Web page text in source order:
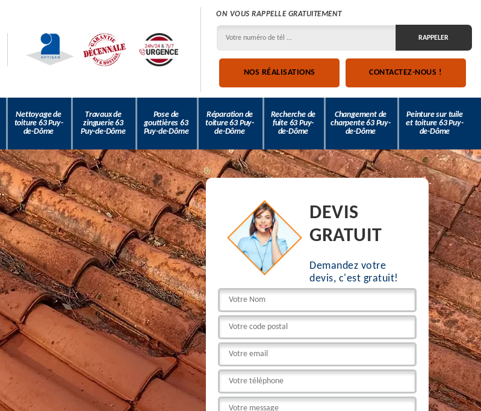
ON VOUS RAPPELLE GRATUITEMENT
NOS RÉALISATIONS CONTACTEZ-NOUS !
Nettoyage de
toiture 63 Puy-
de-Dôme
Travaux de
zinguerie 63
Puy-de-Dôme
Pose de
gouttières 63
Puy-de-Dôme
Réparation de
toiture 63 Puy-
de-Dôme
Recherche de
fuite 63 Puy-
de-Dôme
Changement de
charpente 63 Puy-
de-Dôme
Peinture sur tuile
et toiture 63 Puy-
de-Dôme
DEVIS
GRATUIT
Demandez votre
devis, c'est gratuit!